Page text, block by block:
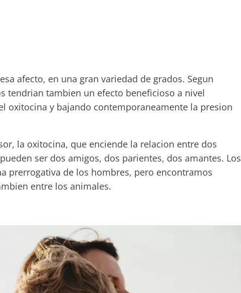
afecto, en una gran variedad de grados. Segun
tendrian tambien un efecto beneficioso a nivel
oxitocina y bajando contemporaneamente la presion
la oxitocina, que enciende la relacion entre dos
ser dos amigos, dos parientes, dos amantes. Los
prerrogativa de los hombres, pero encontramos
entre los animales.